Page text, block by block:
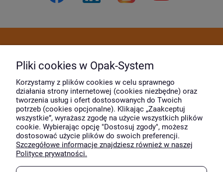
Moje konto
O firmie
Wyróżnili nas
Pliki cookies w Opak-System
Korzystamy z plików cookies w celu sprawnego
działania strony internetowej (cookies niezbędne) oraz
tworzenia usług i ofert dostosowanych do Twoich
potrzeb (cookies opcjonalne). Klikając „Zaakceptuj
wszystkie”, wyrażasz zgodę na użycie wszystkich plików
cookie. Wybierając opcję "Dostosuj zgody", możesz
dostosować użycie plików do swoich preferencji.
Szczegółowe informacje znajdziesz również w naszej
Polityce prywatności.